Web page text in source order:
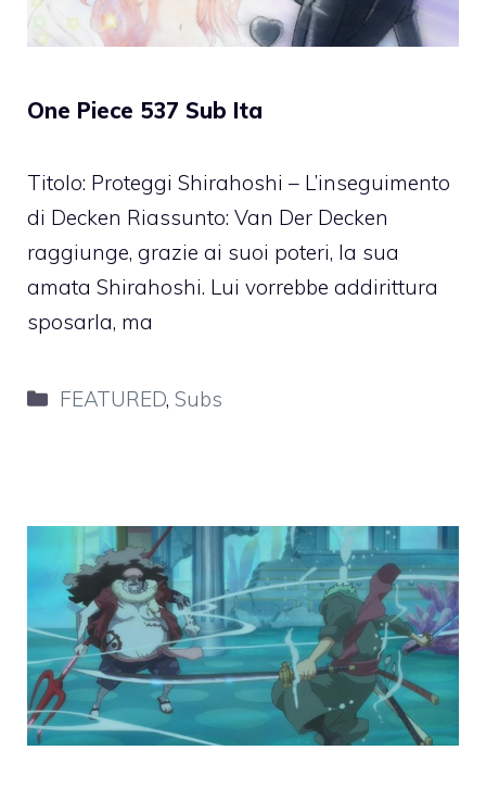
One Piece 537 Sub Ita
Titolo: Proteggi Shirahoshi – L’inseguimento
di Decken Riassunto: Van Der Decken
raggiunge, grazie ai suoi poteri, la sua
amata Shirahoshi. Lui vorrebbe addirittura
sposarla, ma
Categorie
FEATURED,Subs